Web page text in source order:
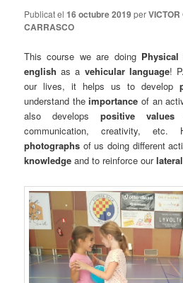
Publicat el16 octubre 2019 per
CARRASCO
This course we are doing Physical
english as a vehicular language!
our lives, it helps us to develop
understand theimportance of an
also developspositive values
communication, creativity,
photographs of us doing different
knowledge and to reinforce our